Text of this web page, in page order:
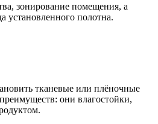
зонирование помещения, а
полотна.
тканевые или плёночные
они влагостойки,